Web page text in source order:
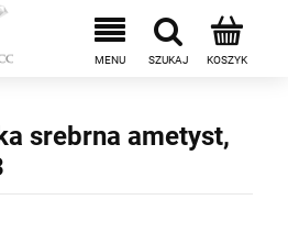
srebrna ametyst,